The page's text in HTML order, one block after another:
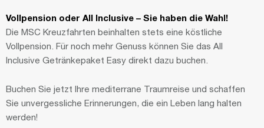
Vollpension oder All Inclusive – Sie haben die Wahl!
Die MSC Kreuzfahrten beinhalten stets eine köstliche
Vollpension. Für noch mehr Genuss können Sie das All
Inclusive Getränkepaket Easy direkt dazu buchen.
Buchen Sie jetzt Ihre mediterrane Traumreise und schaffen
Sie unvergessliche Erinnerungen, die ein Leben lang halten
werden!